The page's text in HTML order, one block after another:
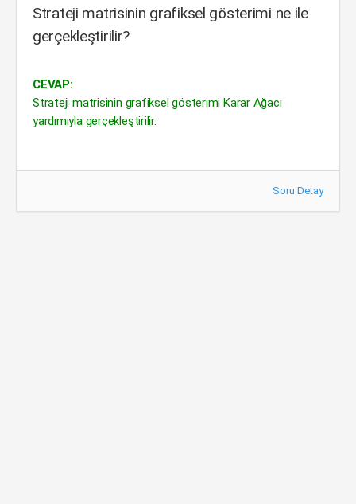
Strateji matrisinin grafiksel gösterimi ne ile
gerçekleştirilir?
CEVAP:
Strateji matrisinin grafiksel gösterimi Karar Ağacı
yardımıyla gerçekleştirilir.
Soru Detay